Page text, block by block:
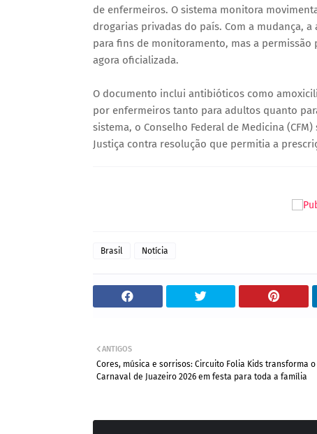
de enfermeiros. O sistema monitora
drogarias privadas do país. Com a mudança,
para fins de monitoramento, mas a
agora oficializada.
O documento inclui antibióticos como
por enfermeiros tanto para adultos quanto
sistema, o Conselho Federal de Medicina
Justiça contra resolução que permitia a
Brasil Notícia
ANTIGOS
Cores, música e sorrisos: Circuito Folia Kids transforma o
Carnaval de Juazeiro 2026 em festa para toda a família